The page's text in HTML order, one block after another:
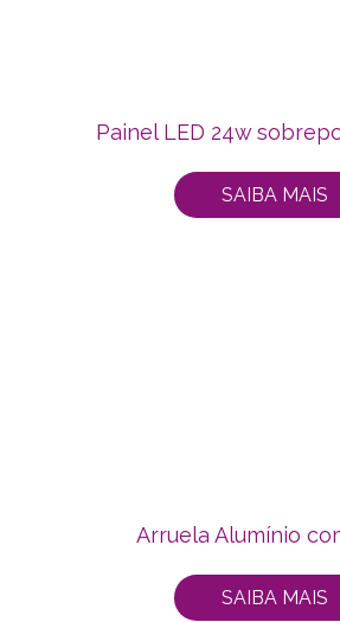
Painel LED 24w
SAIBA MAIS
Arruela Alumínio
SAIBA MAIS